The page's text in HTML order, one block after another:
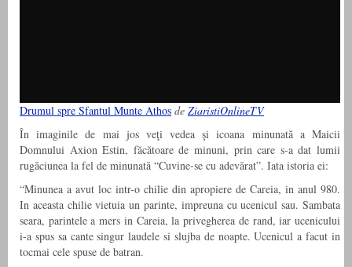
Drumul spre Sfantul Munte Athos de ZiaristiOnlineTV
În imaginile de mai jos veţi vedea şi icoana minunată a Maicii
Domnului Axion Estin, făcătoare de minuni, prin care s-a dat lumii
rugăciunea la fel de minunată “Cuvine-se cu adevărat”. Iata istoria ei:
“Minunea a avut loc intr-o chilie din apropiere de Careia, in anul 980.
In aceasta chilie vietuia un parinte, impreuna cu ucenicul sau. Sambata
seara, parintele a mers in Careia, la privegherea de rand, iar ucenicului
i-a spus sa cante singur laudele si slujba de noapte. Ucenicul a facut in
tocmai cele spuse de batran.